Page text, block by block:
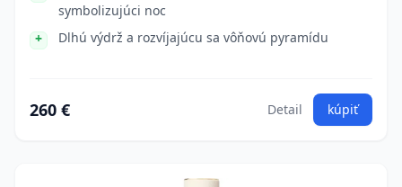
symbolizujúci noc
Dlhú výdrž a rozvíjajúcu sa vôňovú pyramídu
260 € Detail kúpiť